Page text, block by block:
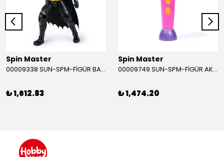
Spin Master
00009338 SUN-SPM-FİGÜR BATMAN NİNJA STRIKE 30 CM. EXC.
₺ 1,612.83
Spin Master
00009749 SUN-SPM-FİGÜR AKS. DORA MİKROFON YAĞMUR ORMANI RİTMİ (DORA) SESLİ
₺ 1,474.20